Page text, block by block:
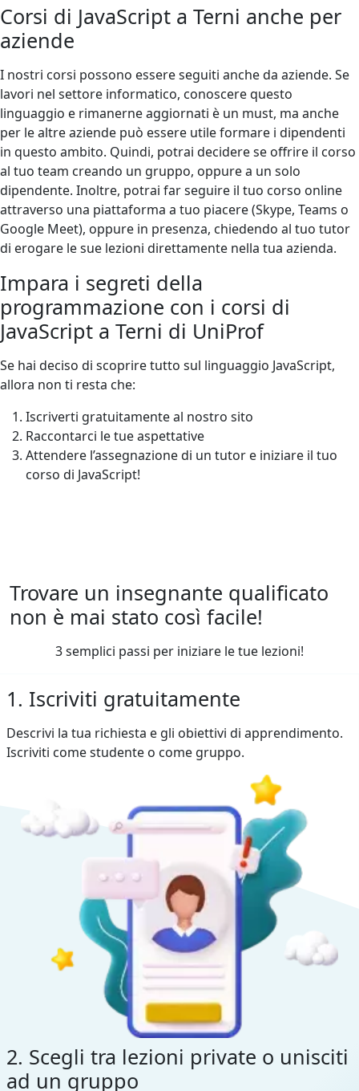
Corsi di JavaScript a Terni anche per
aziende
I nostri corsi possono essere seguiti anche da aziende. Se
lavori nel settore informatico, conoscere questo
linguaggio e rimanerne aggiornati è un must, ma anche
per le altre aziende può essere utile formare i dipendenti
in questo ambito. Quindi, potrai decidere se offrire il corso
al tuo team creando un gruppo, oppure a un solo
dipendente. Inoltre, potrai far seguire il tuo corso online
attraverso una piattaforma a tuo piacere (Skype, Teams o
Google Meet), oppure in presenza, chiedendo al tuo tutor
di erogare le sue lezioni direttamente nella tua azienda.
Impara i segreti della
programmazione con i corsi di
JavaScript a Terni di UniProf
Se hai deciso di scoprire tutto sul linguaggio JavaScript,
allora non ti resta che:
Iscriverti gratuitamente al nostro sito
Raccontarci le tue aspettative
Attendere l’assegnazione di un tutor e iniziare il tuo
corso di JavaScript!
Trovare un insegnante qualificato
non è mai stato così facile!
3 semplici passi per iniziare le tue lezioni!
1. Iscriviti gratuitamente
Descrivi la tua richiesta e gli obiettivi di apprendimento.
Iscriviti come studente o come gruppo.
2. Scegli tra lezioni private o unisciti
ad un gruppo